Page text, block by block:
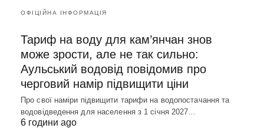
ОФІЦІЙНА ІНФОРМАЦІЯ
Тариф на воду для кам’янчан знов
може зрости, але не так сильно:
Аульський водовід повідомив про
черговий намір підвищити ціни
Про свої наміри підвищити тарифи на водопостачання та
водовідведення для населення з 1 січня 2027…
6 години ago